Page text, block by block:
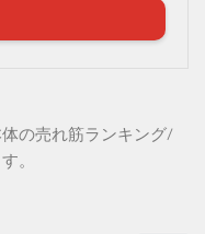
の売れ筋ランキング/
。